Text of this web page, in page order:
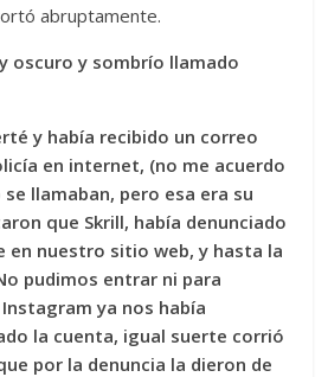
abruptamente.
oscuro y sombrío llamado
y había recibido un correo
en internet, (no me acuerdo
llamaban, pero esa era su
que Skrill, había denunciado
en nuestro sitio web, y hasta la
pudimos entrar ni para
ya nos había
la cuenta, igual suerte corrió
por la denuncia la dieron de